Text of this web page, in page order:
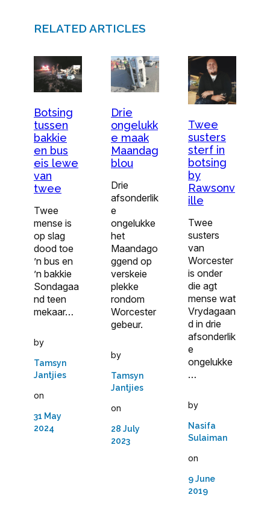
RELATED ARTICLES
Botsing
tussen
bakkie
en bus
eis lewe
van
twee
Twee
mense is
op slag
dood toe
’n bus en
’n bakkie
Sondagaa
nd teen
mekaar…
by
Tamsyn
Jantjies
on
31 May
2024
Drie
ongelukk
e maak
Maandag
blou
Drie
afsonderlik
e
ongelukke
het
Maandago
ggend op
verskeie
plekke
rondom
Worcester
gebeur.
by
Tamsyn
Jantjies
on
28 July
2023
Twee
susters
sterf in
botsing
by
Rawsonv
ille
Twee
susters
van
Worcester
is onder
die agt
mense wat
Vrydagaan
d in drie
afsonderlik
e
ongelukke
…
by
Nasifa
Sulaiman
on
9 June
2019